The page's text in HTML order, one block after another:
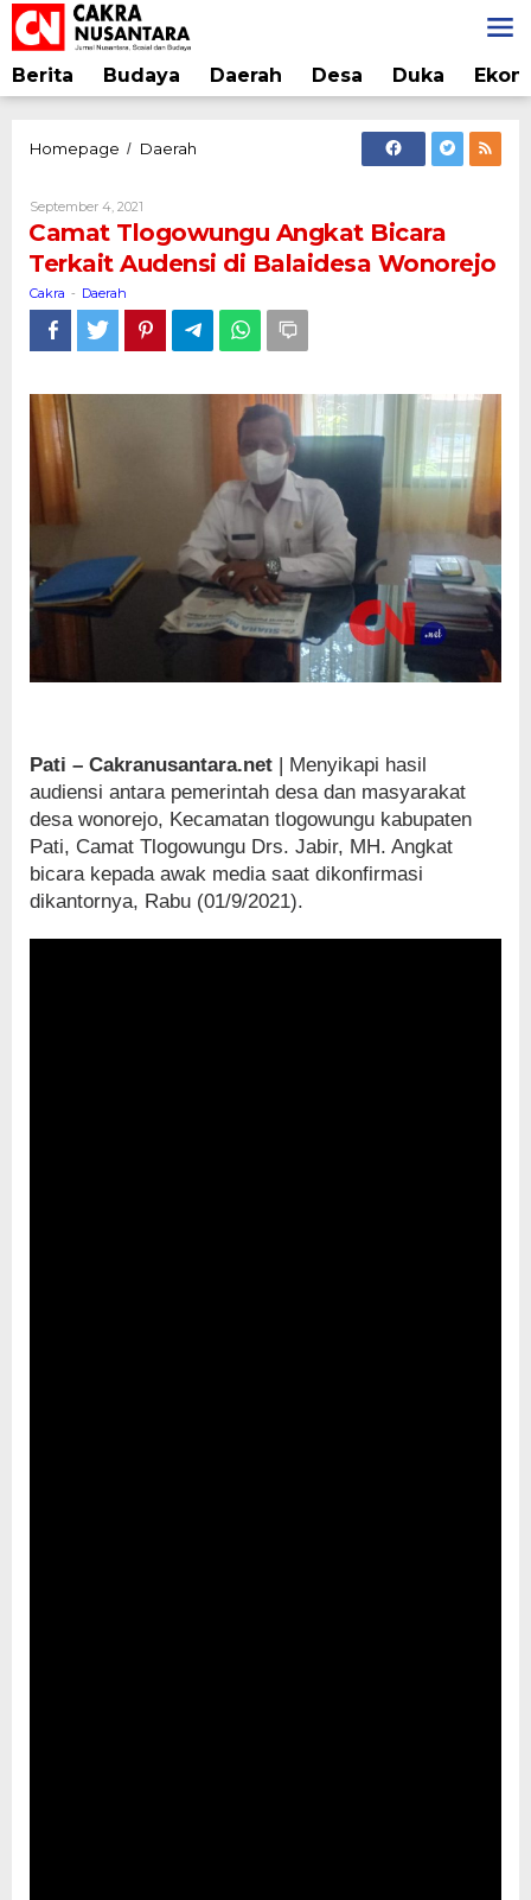
Lewati
ke
konten
Berita Budaya Daerah Desa Duka
Homepage / Daerah
Terkait
Audensi
Balaidesa
Wonorejo
September 4, 2021
Camat Tlogowungu Angkat Bicara
Terkait Audensi di Balaidesa Wonorejo
Cakra - Daerah
Pati – Cakranusantara.net | Menyikapi hasil
audiensi antara pemerintah desa dan masyarakat
desa wonorejo, Kecamatan tlogowungu kabupaten
Pati, Camat Tlogowungu Drs. Jabir, MH. Angkat
bicara kepada awak media saat dikonfirmasi
dikantornya, Rabu (01/9/2021).